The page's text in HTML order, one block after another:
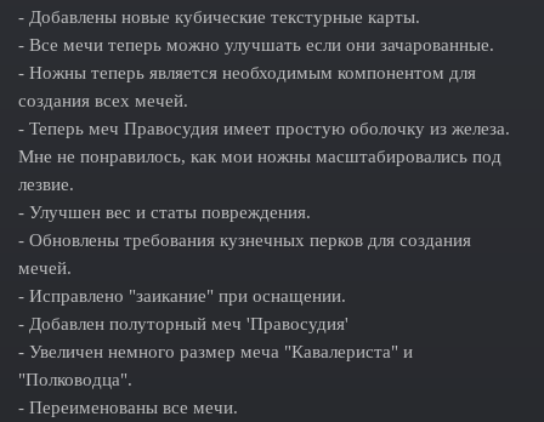
- Добавлены новые кубические текстурные карты.
- Все мечи теперь можно улучшать если они зачарованные.
- Ножны теперь является необходимым компонентом для
создания всех мечей.
- Теперь меч Правосудия имеет простую оболочку из железа.
Мне не понравилось, как мои ножны масштабировались под
лезвие.
- Улучшен вес и статы повреждения.
- Обновлены требования кузнечных перков для создания
мечей.
- Исправлено "заикание" при оснащении.
- Добавлен полуторный меч 'Правосудия'
- Увеличен немного размер меча "Кавалериста" и
"Полководца".
- Переименованы все мечи.